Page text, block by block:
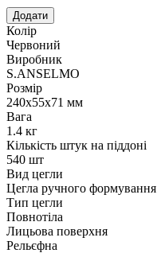
Колір
Червоний
Виробник
S.ANSELMO
Розмір
240х55х71 мм
Вага
1.4 кг
Кількість штук на піддоні
540 шт
Вид цегли
Цегла ручного формування
Тип цегли
Повнотіла
Лицьова поверхня
Рельєфна